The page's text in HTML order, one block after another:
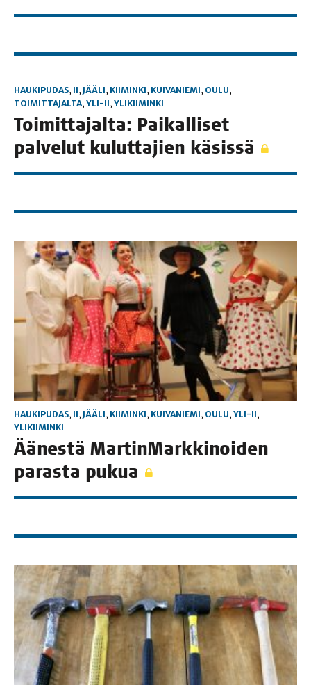
HAUKIPUDAS, II, JÄÄLI, KIIMINKI, KUIVANIEMI, OULU,
TOIMITTAJALTA, YLI-II, YLIKIIMINKI
Toi­mit­ta­jal­ta: Pai­kal­li­set
pal­ve­lut kulut­ta­jien käsissä
HAUKIPUDAS, II, JÄÄLI, KIIMINKI, KUIVANIEMI, OULU, YLI-II,
YLIKIIMINKI
Äänes­tä Mar­tin­Mark­ki­noi­den
paras­ta pukua